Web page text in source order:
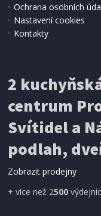
Ochrana osobních
Nastavení cookies
Kontakty
2
centrum
Svítidel a
podlah,
Zobrazit prodejny
+ více než 2500